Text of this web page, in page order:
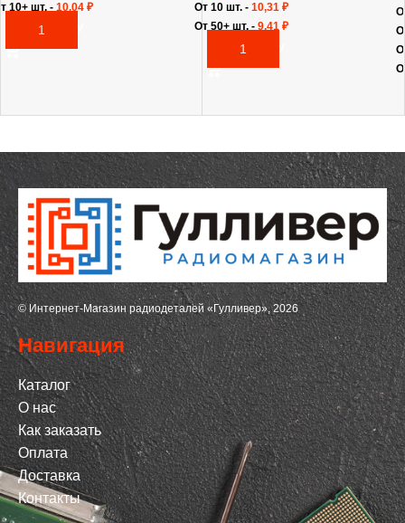
В КОРЗИНУ
10+ шт. - 10,04 ₽
В КОРЗИНУ
От 10 шт. - 10,31 ₽
От 50+ шт. - 9,41 ₽
© Интернет-Магазин радиодеталей «Гулливер», 2026
Навигация
Каталог
О нас
Как заказать
Оплата
Доставка
Контакты